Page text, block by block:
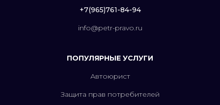
ПОПУЛЯРНЫЕ УСЛУГИ
+7(965)761-84-94
info@petr-pravo.ru
Автоюрист
Защита прав потребителей